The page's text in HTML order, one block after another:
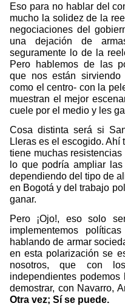
Eso para no hablar del
mucho la solidez de la
negociaciones del
una dejación de
seguramente lo de la
Pero hablemos de las
que nos están
como el centro- con la
muestran el mejor
cuele por el medio y les
Cosa distinta será si
Lleras es el escogido. Ahí
tiene muchas
lo que podría ampliar
dependiendo del tipo de
en Bogotá y del trabajo
ganar.
Pero ¡Ojo!, eso solo
implementemos
hablando de armar
en esta polarización se
nosotros, que con
independientes
demostrar, con Navarro,
Otra vez; Sí se puede.